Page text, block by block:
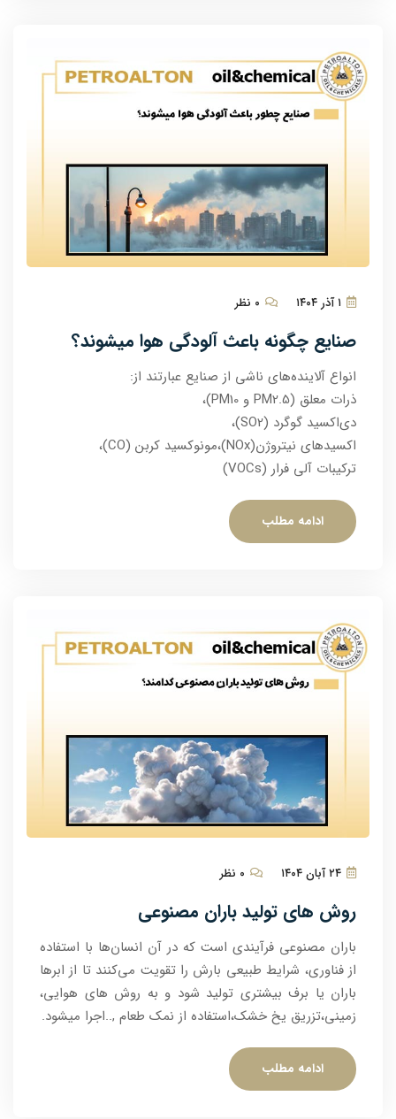
صنایع چگونه باعث آلودگی هوا میشوند؟
انواع آلاینده‌های ناشی از صنایع عبارتند از:
ذرات معلق (PM2.5 و PM10)،
دی‌اکسید گوگرد (SO2)،
اکسیدهای نیتروژن(NOx​)،مونوکسید کربن (CO)،
ترکیبات آلی فرار (VOCs)
ادامه مطلب
روش های تولید باران مصنوعی
باران مصنوعی فرآیندی است که در آن انسان‌ها با استفاده
از فناوری، شرایط طبیعی بارش را تقویت می‌کنند تا از ابرها
باران یا برف بیشتری تولید شود و به روش های هوایی،
زمینی،تزریق یخ خشک،استفاده از نمک طعام ,..اجرا میشود.
ادامه مطلب